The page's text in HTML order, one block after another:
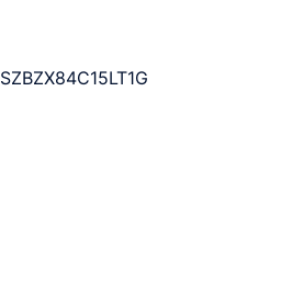
SZBZX84C15LT1G